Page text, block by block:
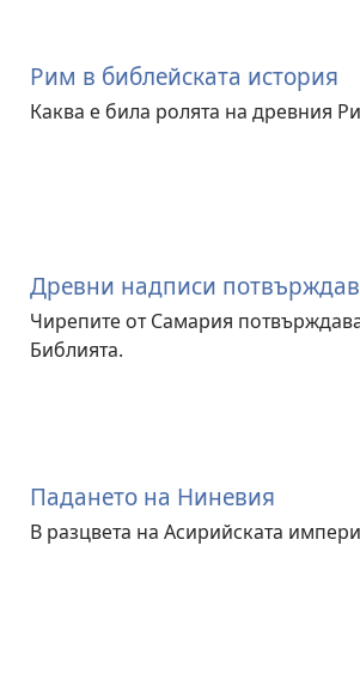
Рим в библейската история
Каква е била ролята на древния
Древни надписи
Чирепите от Самария
Библията.
Падането на Ниневия
В разцвета на Асирийската